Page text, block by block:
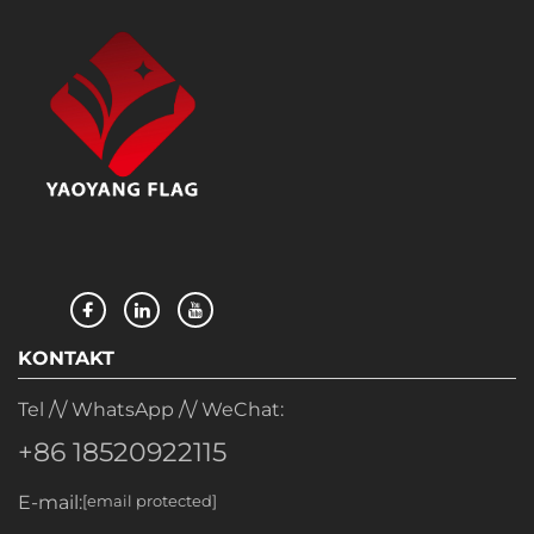
KONTAKT
Tel /\/ WhatsApp /\/ WeChat:
+86 18520922115
E-mail:[email protected]